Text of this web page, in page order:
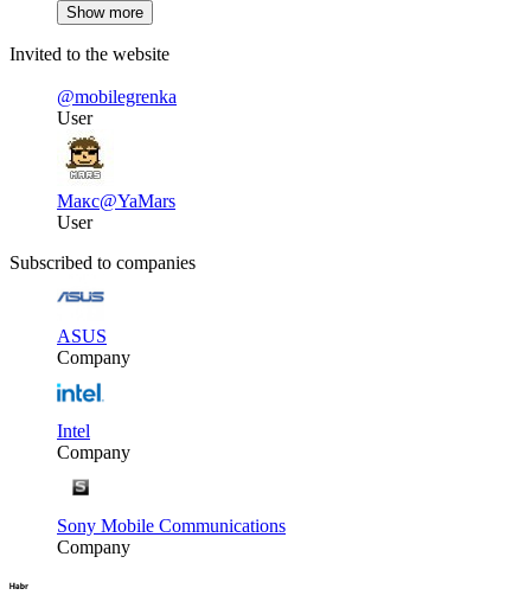
Show more
Invited to the website
@mobilegrenka
User
Макс@YaMars
User
Subscribed to companies
ASUS
Company
Intel
Company
Sony Mobile Communications
Company